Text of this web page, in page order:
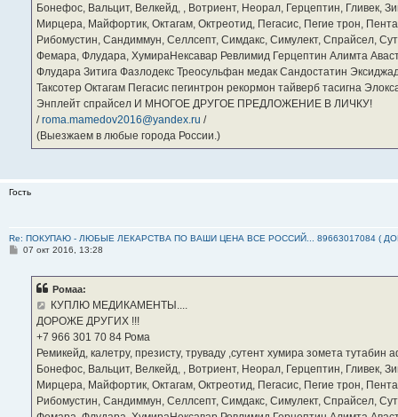
Бонефос, Вальцит, Велкейд, , Вотриент, Неорал, Герцептин, Гливек,
Мирцера, Майфортик, Октагам, Октреотид, Пегасис, Пегие трон,
Рибомустин, Сандиммун, Селлсепт, Симдакс, Симулект, Спрайсел,
Фемара, Флудара, ХумираНексавар Ревлимид Герцептин Алимта
Флудара Зитига Фазлодекс Треосульфан медак Сандостатин
Таксотер Октагам Пегасис пегинтрон рекормон тайверб тасигна
Энплейт спрайсел И МНОГОЕ ДРУГОЕ ПРЕДЛОЖЕНИЕ В ЛИЧКУ!
/roma.mamedov2016@yandex.ru /
(Выезжаем в любые города России.)
Гость
Re: ПОКУПАЮ - ЛЮБЫЕ ЛЕКАРСТВА ПО ВАШИ ЦЕНА ВСЕ РОССИЙ... 89663017084 (
С07 окт 2016, 13:28
Ромаа:
КУПЛЮ МЕДИКАМЕНТЫ....
ДОРОЖЕ ДРУГИХ !!!
‪+7 966 301 70 84‬ Рома
Ремикейд, калетру, презисту, труваду ,сутент хумира зомета
Бонефос, Вальцит, Велкейд, , Вотриент, Неорал, Герцептин, Гливек,
Мирцера, Майфортик, Октагам, Октреотид, Пегасис, Пегие трон,
Рибомустин, Сандиммун, Селлсепт, Симдакс, Симулект, Спрайсел,